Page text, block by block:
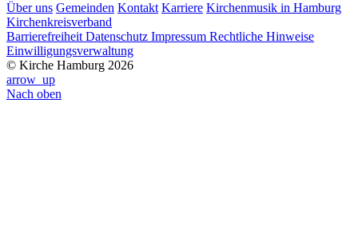
Über uns Gemeinden Kontakt Karriere Kirchenmusik in Hamburg
Kirchenkreisverband
Barrierefreiheit Datenschutz Impressum Rechtliche Hinweise
Einwilligungsverwaltung
© Kirche Hamburg 2026
arrow_up
Nach oben